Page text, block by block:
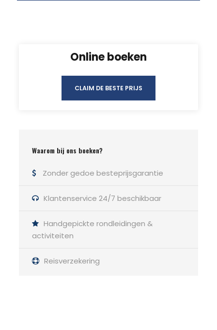
Online boeken
CLAIM DE BESTE PRIJS
Waarom bij ons boeken?
Zonder gedoe besteprijsgarantie
Klantenservice 24/7 beschikbaar
Handgepickte rondleidingen &
activiteiten
Reisverzekering